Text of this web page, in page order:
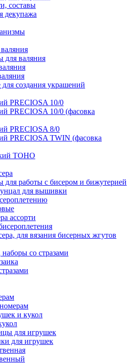
составы
декупажа
для валяния
создания украшений
PRECIOSA 10/0
PRECIOSA 10/0 (фасовка
PRECIOSA 8/0
PRECIOSA TWIN (фасовка
TOHO
для работы с бисером и бижутерией
для вышивки
ассорти
для вязания бисерных жгутов
со стразами
и кукол
для игрушек
для игрушек